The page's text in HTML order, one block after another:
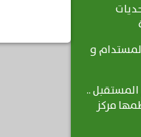
و
المستقبل ..
مركز